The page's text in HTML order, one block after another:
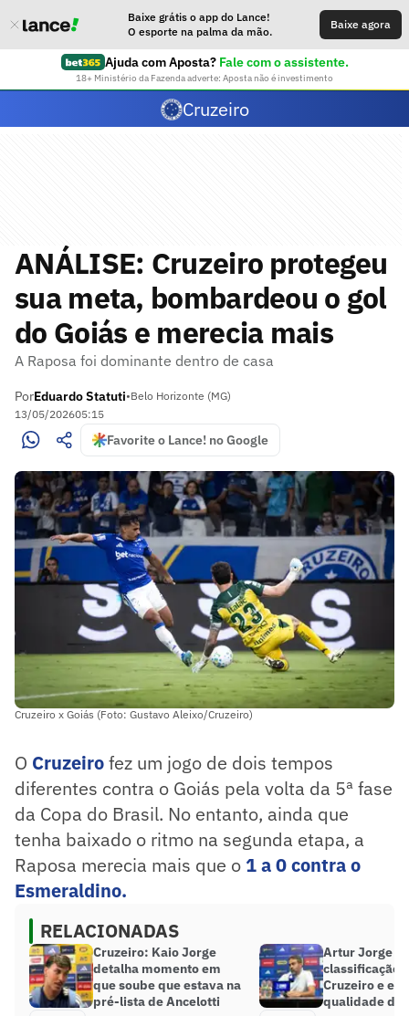
Baixe grátis o app do Lance!
O esporte na palma da mão.
Baixe agora
Ajuda com Aposta? Fale com o assistente.
18+ Ministério da Fazenda adverte: Aposta não é investimento
Cruzeiro
ANÁLISE: Cruzeiro protegeu
sua meta, bombardeou o gol
do Goiás e merecia mais
A Raposa foi dominante dentro de casa
PorEduardo Statuti•Belo Horizonte (MG)
13/05/202605:15
Favorite o Lance! no Google
Cruzeiro x Goiás (Foto: Gustavo Aleixo/Cruzeiro)
O Cruzeirofez um jogo de dois tempos
diferentes contra o Goiás pela volta da 5ª fase
da Copa do Brasil. No entanto, ainda que
tenha baixado o ritmo na segunda etapa, a
Raposa merecia mais que o 1 a 0 contra o
Esmeraldino.
RELACIONADAS
Cruzeiro: Kaio Jorge
detalha momento em
que soube que estava na
pré-lista de Ancelotti
Artur Jorge
classificação
Cruzeiro e
qualidade do